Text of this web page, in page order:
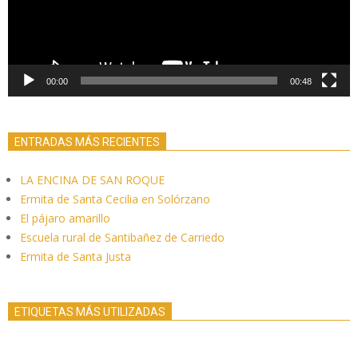
00:00 00:48
ENTRADAS MÁS RECIENTES
LA ENCINA DE SAN ROQUE
Ermita de Santa Cecilia en Solórzano
El pájaro amarillo
Escuela rural de Santibañez de Carriedo
Ermita de Santa Justa
ETIQUETAS MÁS UTILIZADAS